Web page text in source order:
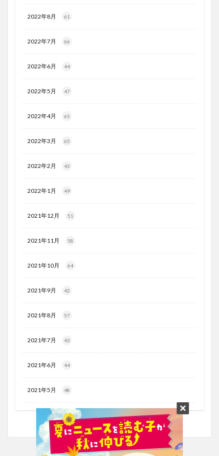
2022年8月 61
2022年7月 66
2022年6月 44
2022年5月 47
2022年4月 65
2022年3月 65
2022年2月 43
2022年1月 49
2021年12月 51
2021年11月 58
2021年10月 64
2021年9月 42
2021年8月 57
2021年7月 43
2021年6月 44
2021年5月 48